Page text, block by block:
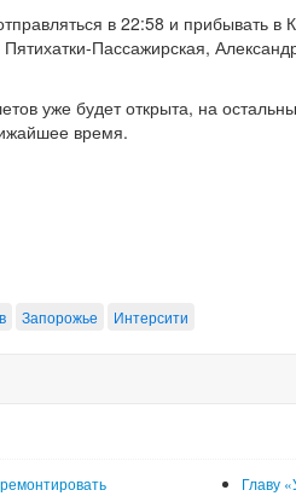
в 22:58 и прибывать в
Пассажирская,
уже будет открыта, на
время.
Запорожье Интерсити
Главу